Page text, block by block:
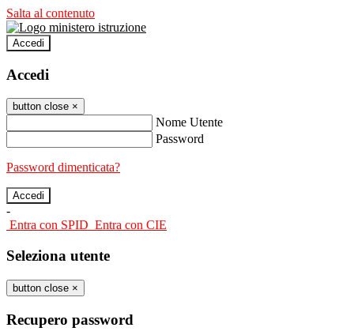
Salta al contenuto
Accedi
Accedi
button close ×
Nome Utente
Password
Password dimenticata?
-
Entra con SPID Entra con CIE
Seleziona utente
button close ×
Recupero password